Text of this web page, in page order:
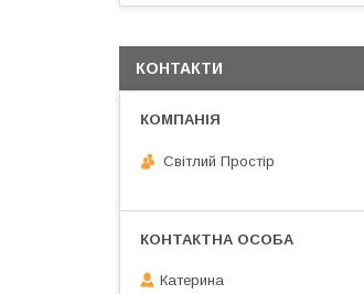
КОНТАКТИ
Світлий Простір
Катерина